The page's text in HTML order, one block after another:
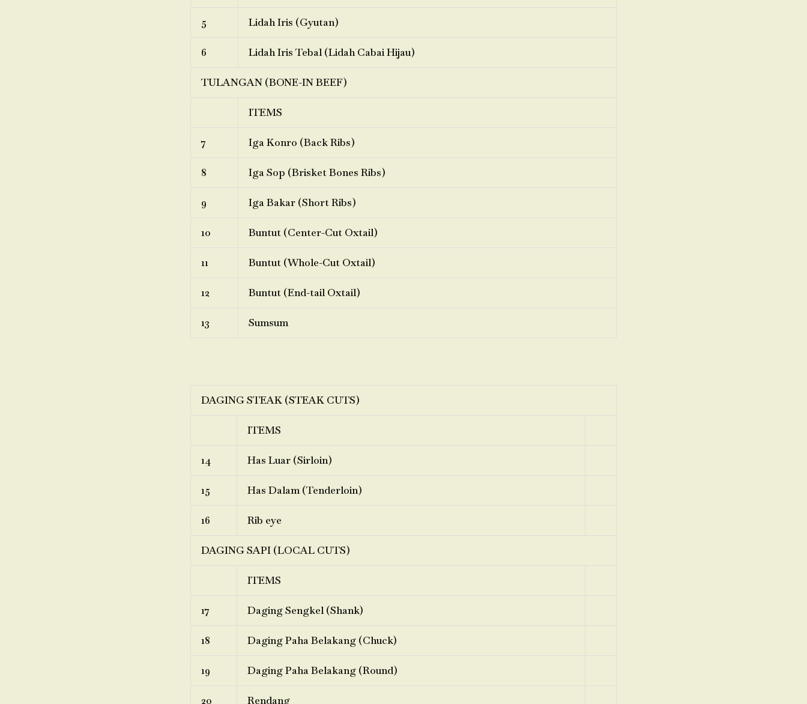
5 Lidah Iris (Gyutan)
6 Lidah Iris Tebal (Lidah Cabai Hijau)
TULANGAN (BONE-IN BEEF)
ITEMS
7 Iga Konro (Back Ribs)
8 Iga Sop (Brisket Bones Ribs)
9 Iga Bakar (Short Ribs)
10 Buntut (Center-Cut Oxtail)
11 Buntut (Whole-Cut Oxtail)
12 Buntut (End-tail Oxtail)
13 Sumsum
DAGING STEAK (STEAK CUTS)
ITEMS
14 Has Luar (Sirloin)
15 Has Dalam (Tenderloin)
16 Rib eye
DAGING SAPI (LOCAL CUTS)
ITEMS
17 Daging Sengkel (Shank)
18 Daging Paha Belakang (Chuck)
19 Daging Paha Belakang (Round)
20 Rendang